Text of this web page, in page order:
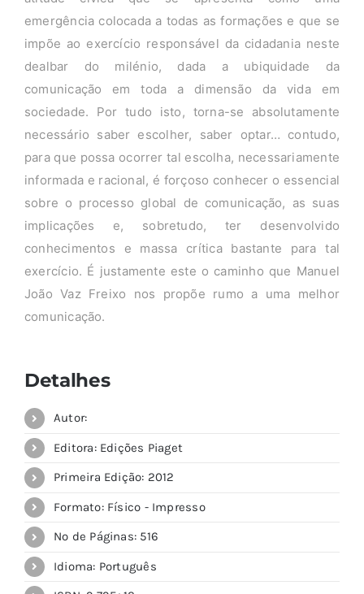
emergência colocada a todas as formações e que se
impõe ao exercício responsável da cidadania neste
dealbar do milénio, dada a ubiquidade da
comunicação em toda a dimensão da vida em
sociedade. Por tudo isto, torna-se absolutamente
necessário saber escolher, saber optar… contudo,
para que possa ocorrer tal escolha, necessariamente
informada e racional, é forçoso conhecer o essencial
sobre o processo global de comunicação, as suas
implicações e, sobretudo, ter desenvolvido
conhecimentos e massa crítica bastante para tal
exercício. É justamente este o caminho que Manuel
João Vaz Freixo nos propõe rumo a uma melhor
comunicação.
Detalhes
Autor:
Editora: Edições Piaget
Primeira Edição: 2012
Formato: Físico - Impresso
Nº de Páginas: 516
Idioma: Português